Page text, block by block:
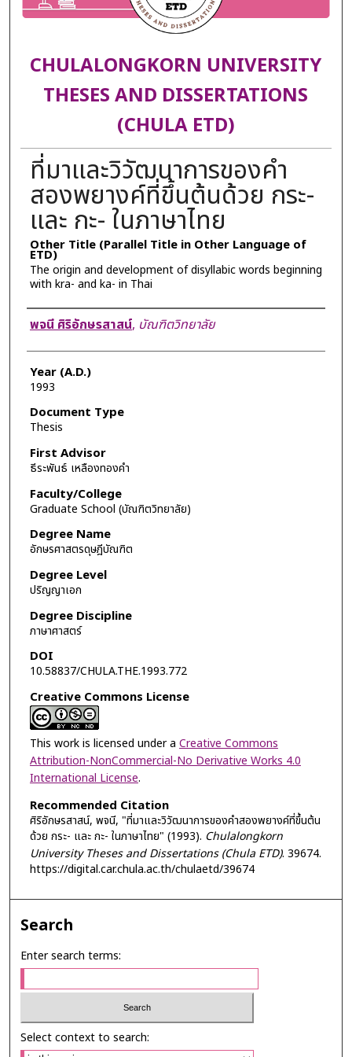
CHULALONGKORN UNIVERSITY
THESES AND DISSERTATIONS
(CHULA ETD)
ที่มาและวิวัฒนาการของคำ
สองพยางค์ที่ขึ้นต้นด้วย กระ-
และ กะ- ในภาษาไทย
Other Title (Parallel Title in Other Language of
ETD)
The origin and development of disyllabic words beginning
with kra- and ka- in Thai
Author
พจนี ศิริอักษรสาสน์, บัณฑิตวิทยาลัย
Year (A.D.)
1993
Document Type
Thesis
First Advisor
ธีระพันธ์ เหลืองทองคำ
Faculty/College
Graduate School (บัณฑิตวิทยาลัย)
Degree Name
อักษรศาสตรดุษฎีบัณฑิต
Degree Level
ปริญญาเอก
Degree Discipline
ภาษาศาสตร์
DOI
10.58837/CHULA.THE.1993.772
Creative Commons License
This work is licensed under a Creative Commons
Attribution-NonCommercial-No Derivative Works 4.0
International License.
Recommended Citation
ศิริอักษรสาสน์, พจนี, "ที่มาและวิวัฒนาการของคำสองพยางค์ที่ขึ้นต้น
ด้วย กระ- และ กะ- ในภาษาไทย" (1993). Chulalongkorn
University Theses and Dissertations (Chula ETD). 39674.
https://digital.car.chula.ac.th/chulaetd/39674
Search
Enter search terms:
Select context to search: